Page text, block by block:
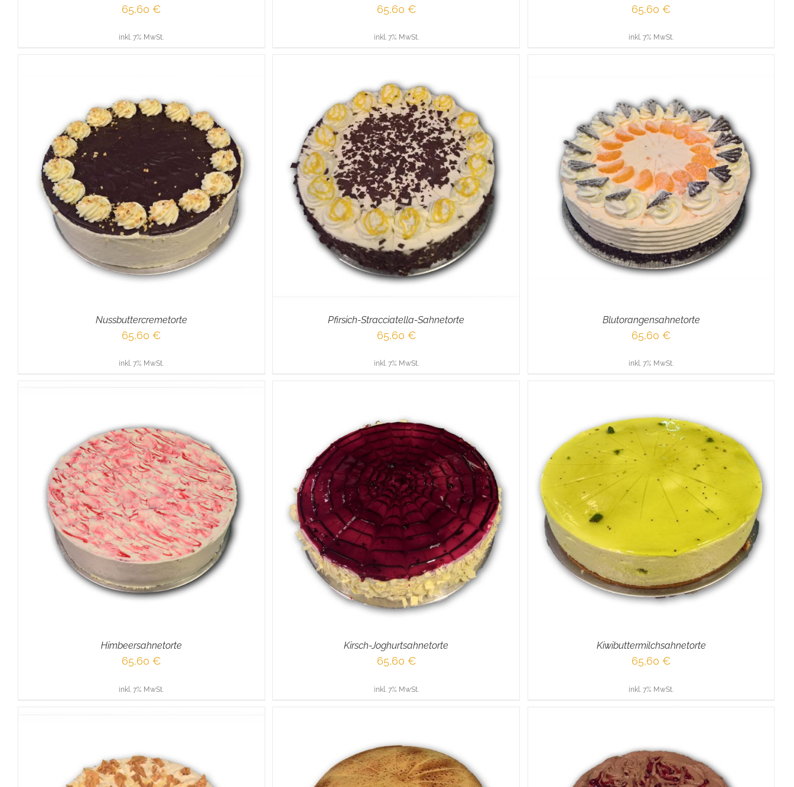
65,60€
inkl. 7% MwSt.
65,60 €
inkl. 7% MwSt.
65,60€
inkl. 7% MwSt.
Nussbuttercremetorte
65,60€
inkl. 7% MwSt.
IN DEN WARENKORB DETAILS
Pfirsich-Stracciatella-Sahnetorte
65,60 €
inkl. 7% MwSt.
IN DEN WARENKORB / DETAILS
Blutorangensahnetorte
65,60€
inkl. 7% MwSt.
Himbeersahnetorte
65,60€
inkl. 7% MwSt.
IN DEN WARENKORB / DETAILS
Kirsch-Joghurtsahnetorte
65,60 €
inkl. 7% MwSt.
IN DEN WARENKORB / DETAILS
Kiwibuttermilchsahnetorte
65,60€
inkl. 7% MwSt.